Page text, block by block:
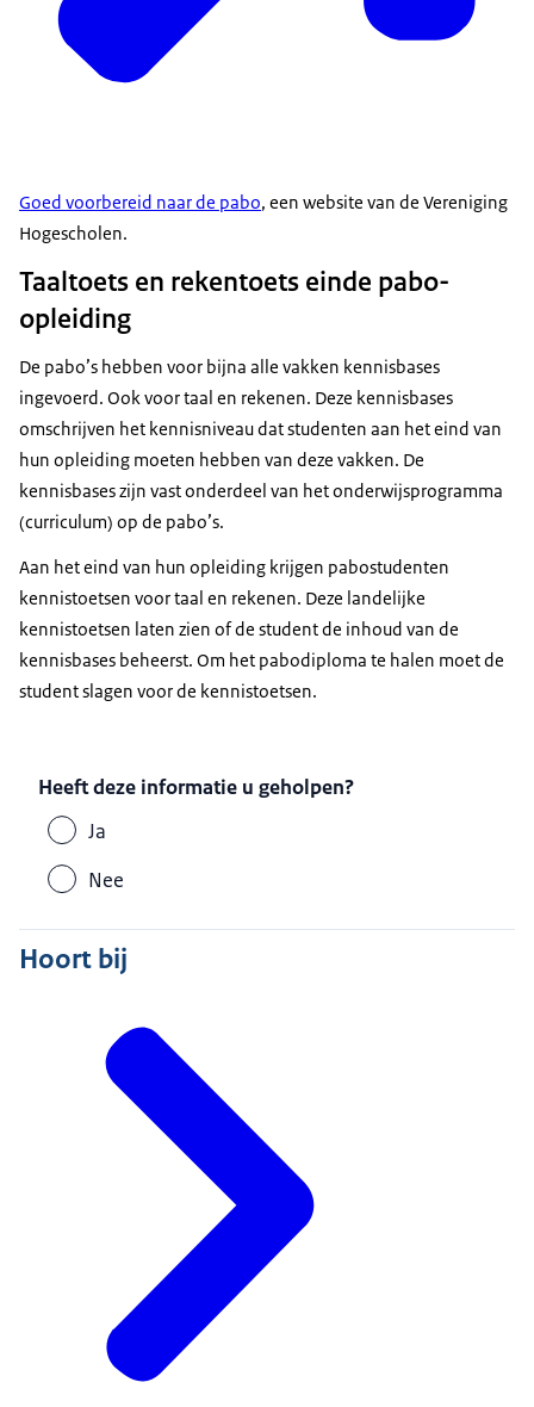
Goed voorbereid naar de pabo, een website van de Vereniging
Hogescholen.
Taaltoets en rekentoets einde pabo-
opleiding
De pabo’s hebben voor bijna alle vakken kennisbases
ingevoerd. Ook voor taal en rekenen. Deze kennisbases
omschrijven het kennisniveau dat studenten aan het eind van
hun opleiding moeten hebben van deze vakken. De
kennisbases zijn vast onderdeel van het onderwijsprogramma
(curriculum) op de pabo’s.
Aan het eind van hun opleiding krijgen pabostudenten
kennistoetsen voor taal en rekenen. Deze landelijke
kennistoetsen laten zien of de student de inhoud van de
kennisbases beheerst. Om het pabodiploma te halen moet de
student slagen voor de kennistoetsen.
Heeft deze informatie u geholpen?
Ja
Nee
Hoort bij